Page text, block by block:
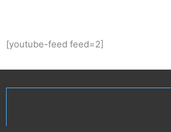
[youtube-feed feed=2]